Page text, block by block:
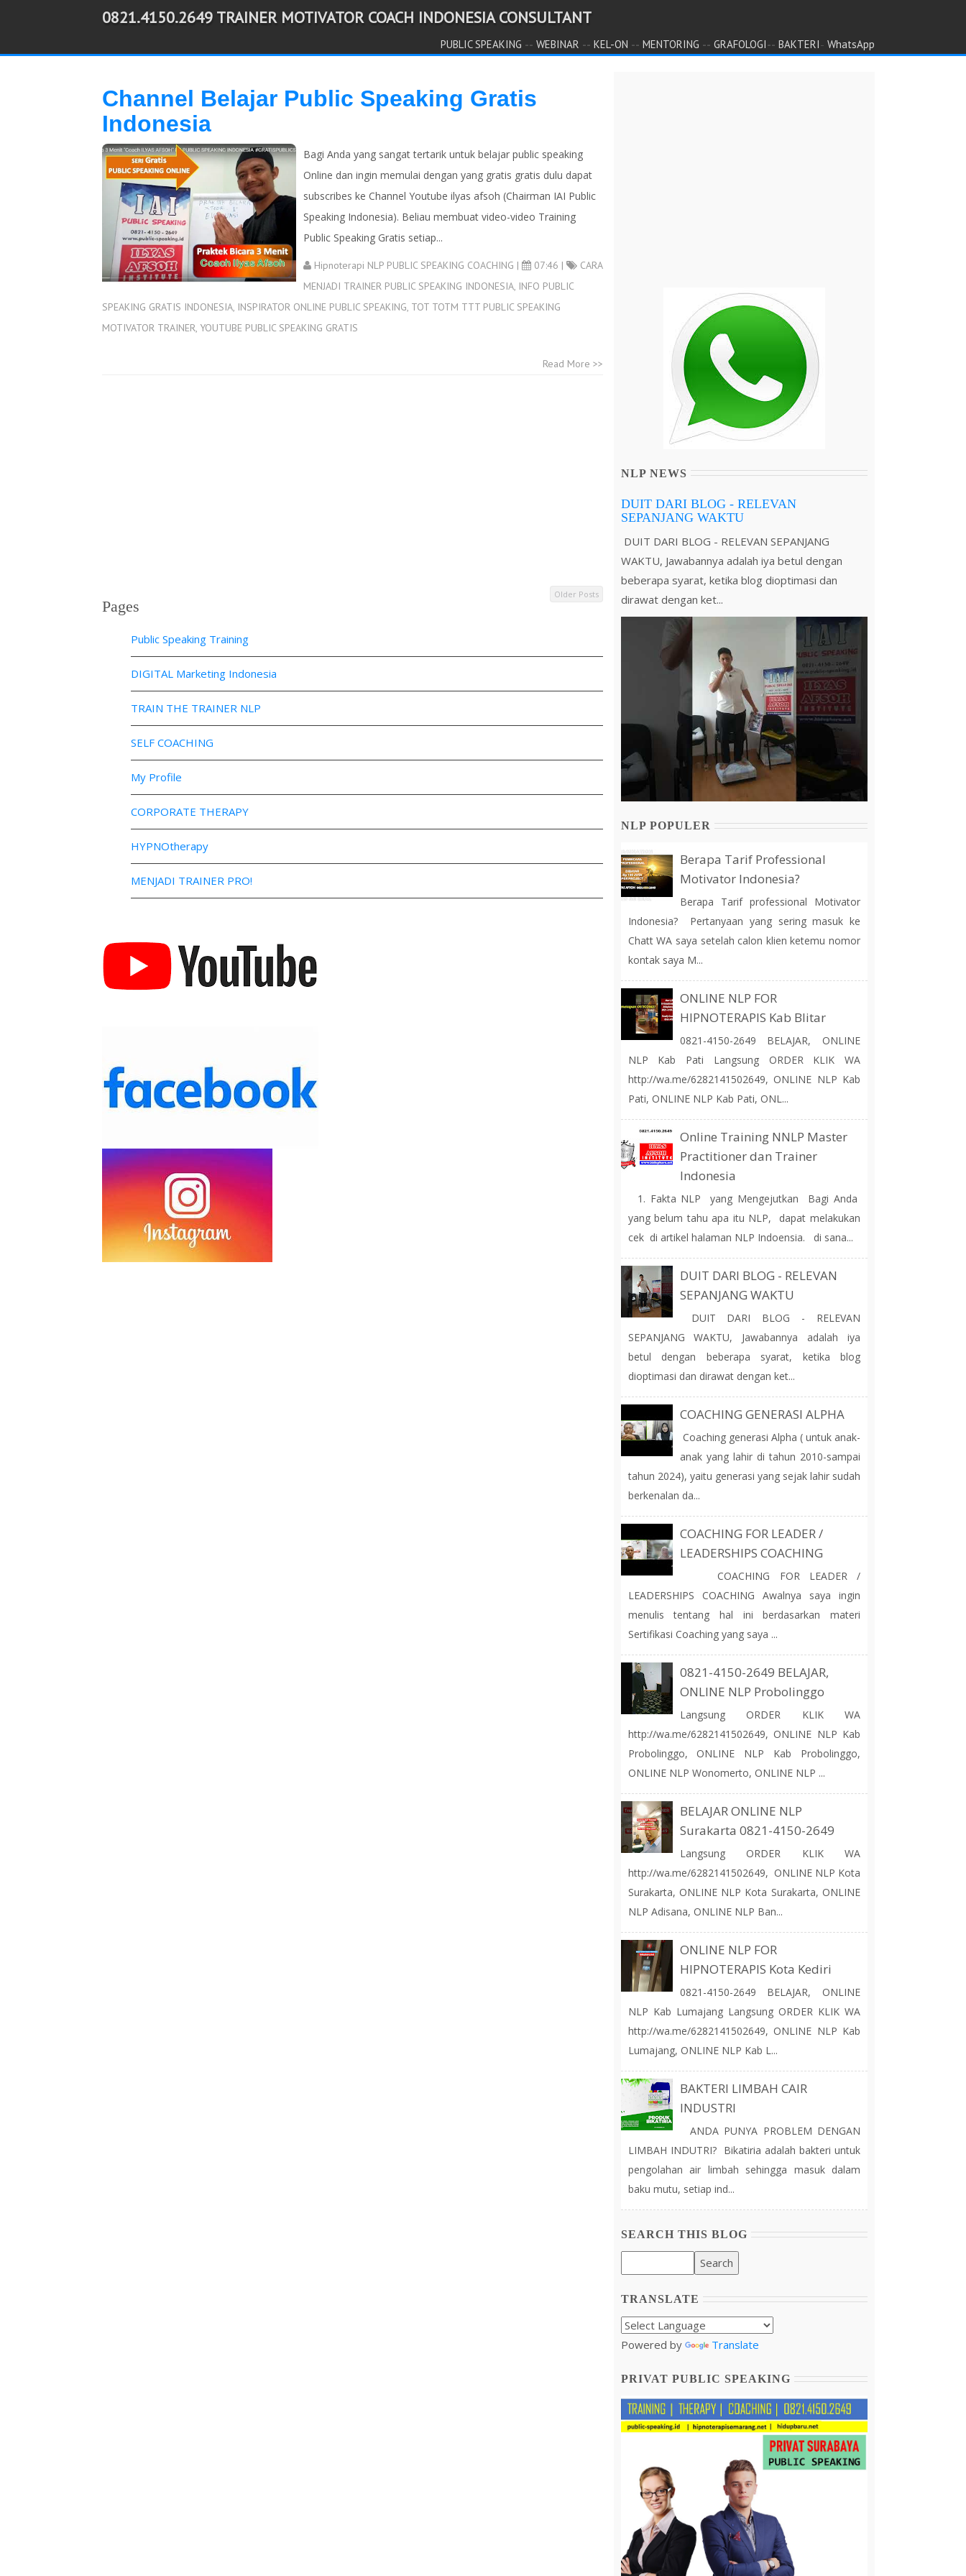
0821.4150.2649 TRAINER MOTIVATOR COACH INDONESIA CONSULTANT
PUBLIC SPEAKING -- WEBINAR -- KEL-ON -- MENTORING -- GRAFOLOGI-- BAKTERI- WhatsApp
Channel Belajar Public Speaking Gratis
Indonesia
Bagi Anda yang sangat tertarik untuk belajar public speaking
Online dan ingin memulai dengan yang gratis gratis dulu dapat
subscribes ke Channel Youtube ilyas afsoh (Chairman IAI Public
Speaking Indonesia). Beliau membuat video-video Training
Public Speaking Gratis setiap...
Hipnoterapi NLP PUBLIC SPEAKING COACHING | 07:46 |
CARA
MENJADI TRAINER PUBLIC SPEAKING INDONESIA, INFO PUBLIC
SPEAKING GRATIS INDONESIA, INSPIRATOR ONLINE PUBLIC SPEAKING, TOT TOTM TTT PUBLIC SPEAKING
MOTIVATOR TRAINER, YOUTUBE PUBLIC SPEAKING GRATIS
Read More >>
Older Posts
Pages
Public Speaking Training
DIGITAL Marketing Indonesia
TRAIN THE TRAINER NLP
SELF COACHING
My Profile
CORPORATE THERAPY
HYPNOtherapy
MENJADI TRAINER PRO!
NLP NEWS
DUIT DARI BLOG - RELEVAN
SEPANJANG WAKTU
DUIT DARI BLOG - RELEVAN SEPANJANG
WAKTU, Jawabannya adalah iya betul dengan
beberapa syarat, ketika blog dioptimasi dan
dirawat dengan ket...
NLP POPULER
Berapa Tarif Professional
Motivator Indonesia?
Berapa Tarif professional Motivator
Indonesia? Pertanyaan yang sering masuk ke
Chatt WA saya setelah calon klien ketemu nomor
kontak saya M...
ONLINE NLP FOR
HIPNOTERAPIS Kab Blitar
0821-4150-2649 BELAJAR, ONLINE
NLP Kab Pati Langsung ORDER KLIK WA
http://wa.me/6282141502649, ONLINE NLP Kab
Pati, ONLINE NLP Kab Pati, ONL...
Online Training NNLP Master
Practitioner dan Trainer
Indonesia
1. Fakta NLP yang Mengejutkan Bagi Anda
yang belum tahu apa itu NLP, dapat melakukan
cek di artikel halaman NLP Indoensia. di sana...
DUIT DARI BLOG - RELEVAN
SEPANJANG WAKTU
DUIT DARI BLOG - RELEVAN
SEPANJANG WAKTU, Jawabannya adalah iya
betul dengan beberapa syarat, ketika blog
dioptimasi dan dirawat dengan ket...
COACHING GENERASI ALPHA
Coaching generasi Alpha ( untuk anak-
anak yang lahir di tahun 2010-sampai
tahun 2024), yaitu generasi yang sejak lahir sudah
berkenalan da...
COACHING FOR LEADER /
LEADERSHIPS COACHING
COACHING FOR LEADER /
LEADERSHIPS COACHING Awalnya saya ingin
menulis tentang hal ini berdasarkan materi
Sertifikasi Coaching yang saya ...
0821-4150-2649 BELAJAR,
ONLINE NLP Probolinggo
Langsung ORDER KLIK WA
http://wa.me/6282141502649, ONLINE NLP Kab
Probolinggo, ONLINE NLP Kab Probolinggo,
ONLINE NLP Wonomerto, ONLINE NLP ...
BELAJAR ONLINE NLP
Surakarta 0821-4150-2649
Langsung ORDER KLIK WA
http://wa.me/6282141502649, ONLINE NLP Kota
Surakarta, ONLINE NLP Kota Surakarta, ONLINE
NLP Adisana, ONLINE NLP Ban...
ONLINE NLP FOR
HIPNOTERAPIS Kota Kediri
0821-4150-2649 BELAJAR, ONLINE
NLP Kab Lumajang Langsung ORDER KLIK WA
http://wa.me/6282141502649, ONLINE NLP Kab
Lumajang, ONLINE NLP Kab L...
BAKTERI LIMBAH CAIR
INDUSTRI
ANDA PUNYA PROBLEM DENGAN
LIMBAH INDUTRI? Bikatiria adalah bakteri untuk
pengolahan air limbah sehingga masuk dalam
baku mutu, setiap ind...
SEARCH THIS BLOG
TRANSLATE
Powered by Translate
PRIVAT PUBLIC SPEAKING